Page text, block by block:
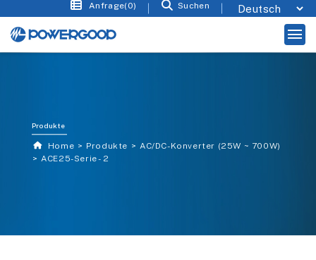
Anfrage(0) Suchen
Produkte
Home Produkte
AC/DC-Konverter (25W ~ 700W)
ACE25-Serie - 2